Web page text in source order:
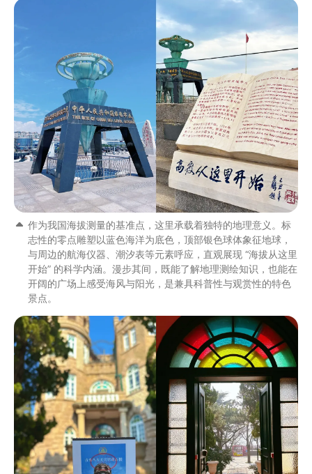
作为我国海拔测量的基准点，这里承载着独特的地理意义。标
志性的零点雕塑以蓝色海洋为底色，顶部银色球体象征地球，
与周边的航海仪器、潮汐表等元素呼应，直观展现 “海拔从这里
开始” 的科学内涵。漫步其间，既能了解地理测绘知识，也能在
开阔的广场上感受海风与阳光，是兼具科普性与观赏性的特色
景点。